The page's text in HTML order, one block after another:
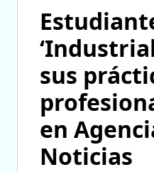
sus
en
Noticias